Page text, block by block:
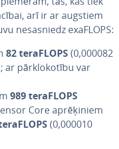
arī ir ar augstiem
ne­sas­niedz exaFLOPS:
82 teraFLOPS(0,000082
ar pār­klo­ko­tī­bu var
989 teraFLOPS
Core ap­rē­ķi­niem
(0,000010